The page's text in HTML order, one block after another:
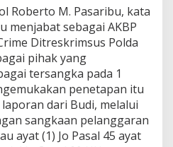
a
r
J
a
d
i
S
o
r
o
Roberto M. Pasaribu, kata
menjabat sebagai AKBP
Ditreskrimsus Polda
pihak yang
tersangka pada 1
penetapan itu
dari Budi, melalui
sangkaan pelanggaran
ayat (1) Jo Pasal 45 ayat